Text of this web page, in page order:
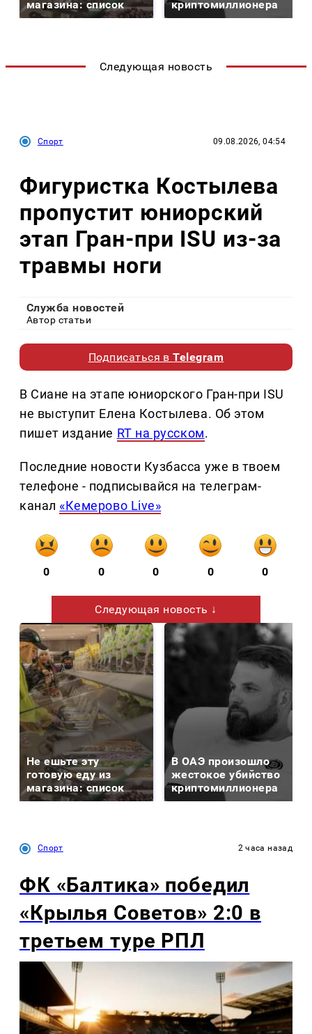
магазина: список
криптомиллионера
Следующая новость
Спорт 09.08.2026, 04:54
Фигуристка Костылева
пропустит юниорский
этап Гран-при ISU из-за
травмы ноги
Служба новостей
Автор статьи
Подписаться вTelegram
В Сиане на этапе юниорского Гран-при ISU
не выступит Елена Костылева. Об этом
пишет издание RT на русском.
Последние новости Кузбасса уже в твоем
телефоне - подписывайся на телеграм-
канал «Кемерово Live»
0 0 0 0 0
Следующая новость ↓
Не ешьте эту
готовую еду из
магазина: список
В ОАЭ произошло
жестокое убийство
криптомиллионера
Спорт 2 часа назад
ФК «Балтика» победил
«Крылья Советов» 2:0 в
третьем туре РПЛ